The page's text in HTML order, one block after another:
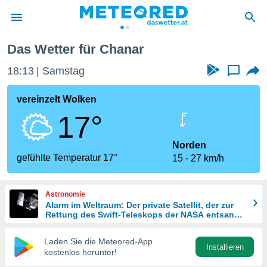
wurde
dass
sind.
diese
Das Wetter für Chanar
18:13 Samstag ...
vereinzelt Wolken
17°
gefühlte Temperatur 17°
Norden
15
27 km/h
Astronomie
Alarm im Weltraum: Der private Satellit, der zur
Rettung des Swift-Teleskops der NASA entsandt
Laden Sie die Meteored-App
kostenlos herunter!
Installieren